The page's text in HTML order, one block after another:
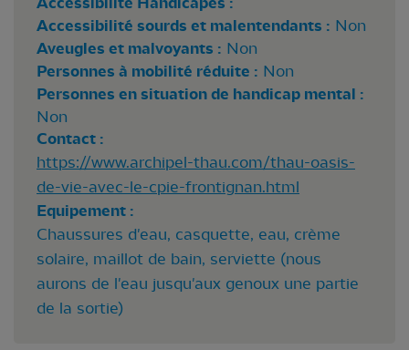
Accessibilité sourds et malentendants : Non
Aveugles et malvoyants : Non
Personnes à mobilité réduite : Non
Personnes en situation de handicap mental :
Non
Contact :
https://www.archipel-thau.com/thau-oasis-
de-vie-avec-le-cpie-frontignan.html
Equipement :
Chaussures d'eau, casquette, eau, crème
solaire, maillot de bain, serviette (nous
aurons de l'eau jusqu'aux genoux une partie
de la sortie)